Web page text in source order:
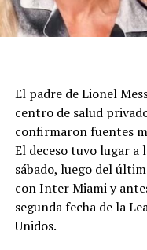
El padre de Lionel
centro de salud
confirmaron fuentes
El deceso tuvo lugar a
sábado, luego del
con Inter Miami y
segunda fecha de la
Unidos.